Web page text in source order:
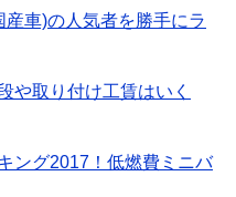
車)の人気者を勝手にラ
や取り付け工賃はいく
ング2017！低燃費ミニバ